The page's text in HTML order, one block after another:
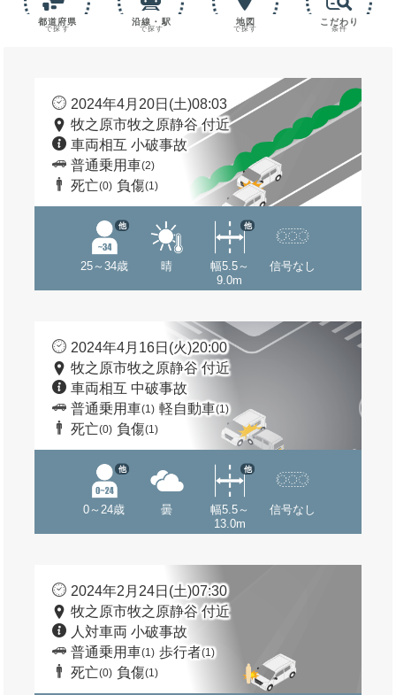
都道府県
で探す
沿線・駅
で探す
地図
で探す
こだわり
条件
2024年4月20日(土)08:03
牧之原市牧之原静谷 付近
車両相互 小破事故
普通乗用車(2)
死亡(0) 負傷(1)
25～34歳
他
晴
幅5.5～
9.0m
他
信号なし
2024年4月16日(火)20:00
牧之原市牧之原静谷 付近
車両相互 中破事故
普通乗用車(1) 軽自動車(1)
死亡(0) 負傷(1)
0～24歳
他
曇
幅5.5～
13.0m
他
信号なし
2024年2月24日(土)07:30
牧之原市牧之原静谷 付近
人対車両 小破事故
普通乗用車(1) 歩行者(1)
死亡(0) 負傷(1)